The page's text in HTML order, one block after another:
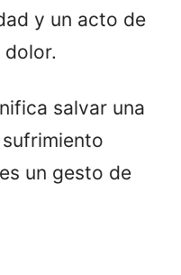
y un acto de
dolor.
salvar una
un gesto de